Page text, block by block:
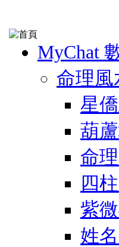
MyChat
命理風
星
葫
命
四
紫
姓